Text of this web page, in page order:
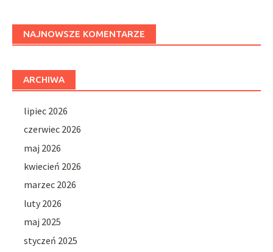
NAJNOWSZE KOMENTARZE
ARCHIWA
lipiec 2026
czerwiec 2026
maj 2026
kwiecień 2026
marzec 2026
luty 2026
maj 2025
styczeń 2025